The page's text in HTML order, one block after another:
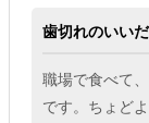
歯切れのいい
職場で食べて
です。ちょど